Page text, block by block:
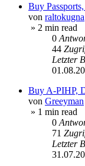
Buy
von raltokugna
» 2 min read
0
44
Letzter
Buy A-PIHP,
von Greeyman
» 1 min read
0
71
Letzter